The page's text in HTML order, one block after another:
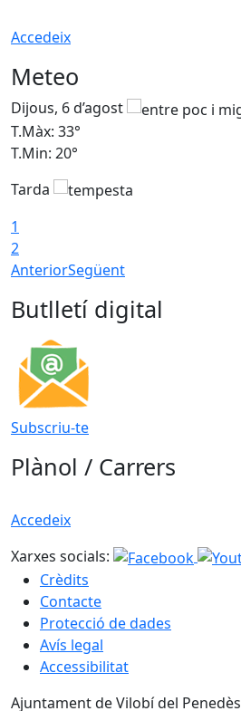
Accedeix
Meteo
Dijous, 6 d’agost
T.Màx: 33°
T.Min: 20°
Tarda
1
2
AnteriorSegüent
Butlletí digital
Subscriu-te
Plànol / Carrers
Accedeix
Xarxes socials:
Crèdits
Contacte
Protecció de dades
Avís legal
Accessibilitat
Ajuntament de Vilobí del Penedès